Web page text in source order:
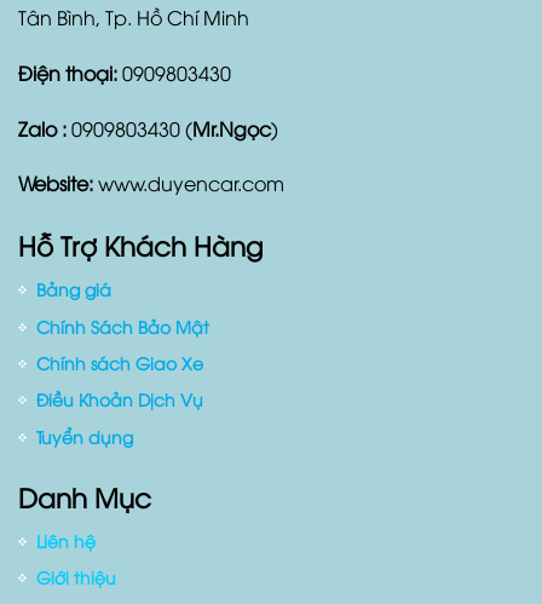
Thông Tin Liên Hệ
Địa chỉ:1129/18 Lạc Long Quân, Phường 11, Quận
www.duyencar.com
Hỗ Trợ Khách Hàng
Bảng giá
Chính Sách Bảo Mật
Chính sách Giao Xe
Điều Khoản Dịch Vụ
Danh Mục